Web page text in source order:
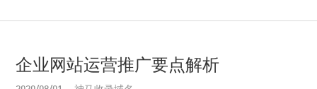
企业网站运营推广要点解析